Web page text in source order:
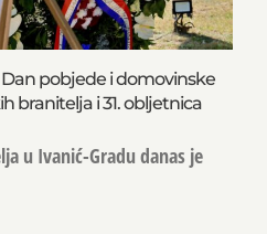
pobjede i domovinske
branitelja i 31. obljetnica
u Ivanić-Gradu danas je